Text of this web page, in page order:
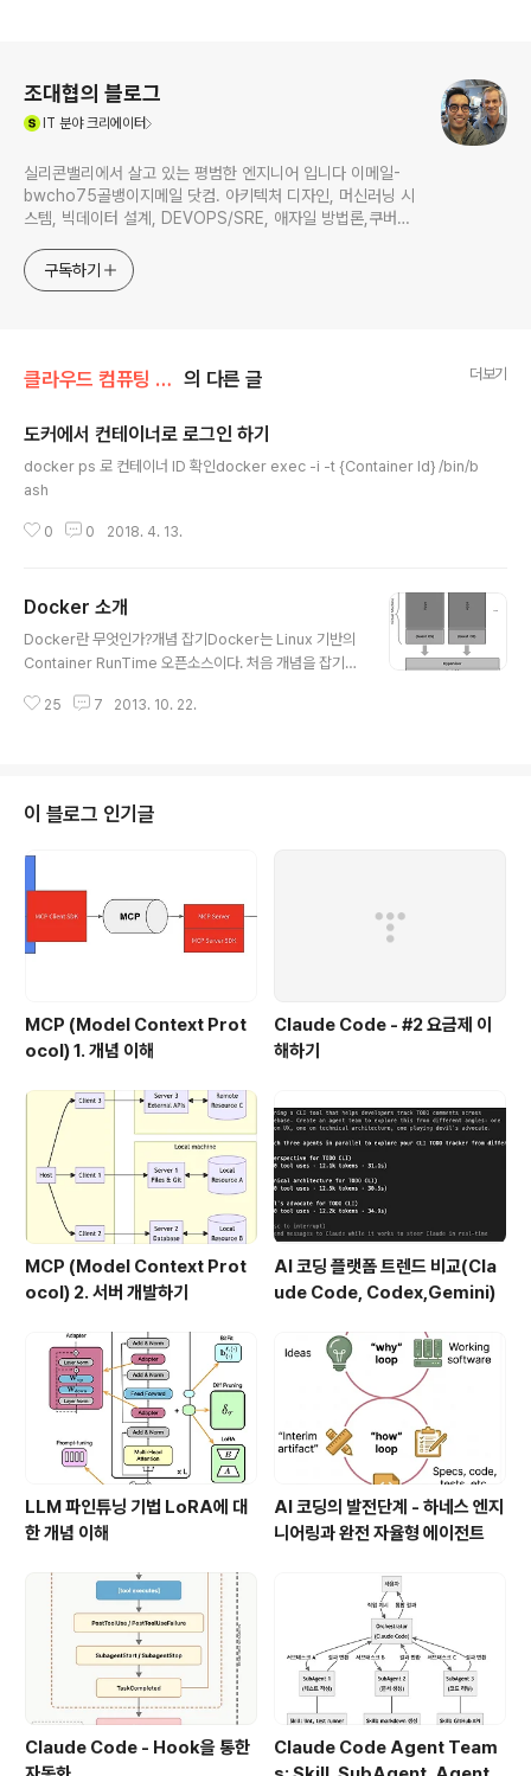
조대협의 블로그
IT 분야 크리에이터
실리콘밸리에서 살고 있는 평범한 엔지니어 입니다 이메일-
bwcho75골뱅이지메일 닷컴. 아키텍처 디자인, 머신러닝 시
스템, 빅데이터 설계, DEVOPS/SRE, 애자일 방법론,쿠버네
한 기술 멘토링과 강의 진행합니다. Linkedin :
https://www.linkedin.com/in/terrycho75/
구독하기
클라우드 컴퓨팅 & NoSQL/도커 & 쿠버네티스 의 다른 글 더보기
도커에서 컨테이너로 로그인 하기
docker ps 로 컨테이너 ID 확인docker exec -i -t {Container Id} /bin/b
ash
0 0 2018. 4. 13.
Docker 소개
Docker란 무엇인가?개념 잡기Docker는 Linux 기반의
Container RunTime 오픈소스이다. 처음 개념을 잡기가
가지면서, Virtual Machine보다 훨씬 가벼운 형태로 배포
re,KVM,Xen etc)가 깔린 후에, 그위에, Virtual Machin
e이 만들어진다. Virtual Machine은 일종의 x86 하드웨
어를 가상화 한 것이라고 보면된다. 그래서 VM위에 다양
25 7 2013. 10. 22.
이 블로그 인기글
MCP (Model Context Prot
ocol) 1. 개념 이해
Claude Code - #2 요금제 이
해하기
MCP (Model Context Prot
ocol) 2. 서버 개발하기
AI 코딩 플랫폼 트렌드 비교(Cla
ude Code, Codex,Gemini)
LLM 파인튜닝 기법 LoRA에 대
한 개념 이해
AI 코딩의 발전단계 - 하네스 엔지
니어링과 완전 자율형 에이전트
Claude Code - Hook을 통한
Claude Code Agent Team